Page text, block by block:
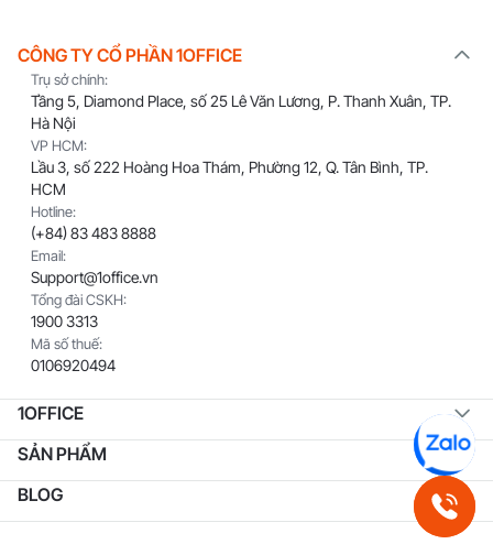
CÔNG TY CỔ PHẦN 1OFFICE
Trụ sở chính:
Tầng 5, Diamond Place, số 25 Lê Văn Lương, P. Thanh Xuân, TP.
Hà Nội
VP HCM:
Lầu 3, số 222 Hoàng Hoa Thám, Phường 12, Q. Tân Bình, TP.
HCM
Hotline:
(+84) 83 483 8888
Email:
Support@1office.vn
Tổng đài CSKH:
1900 3313
Mã số thuế:
0106920494
1OFFICE
SẢN PHẨM
BLOG